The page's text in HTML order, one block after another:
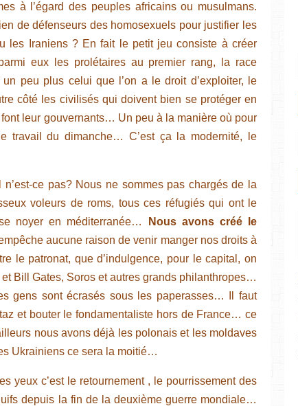
à l’égard des peuples africains ou musulmans.
de défenseurs des homosexuels pour justifier les
les Iraniens ? En fait le petit jeu consiste à créer
eux les prolétaires au premier rang, la race
un peu plus celui que l’on a le droit d’exploiter, le
côté les civilisés qui doivent bien se protéger en
leur gouvernants… Un peu à la manière où pour
travail du dimanche… C’est ça la modernité, le
ce pas? Nous ne sommes pas chargés de la
voleurs de roms, tous ces réfugiés qui ont le
noyer en méditerranée…
Nous avons créé le
aucune raison de venir manger nos droits à
le patronat, que d’indulgence, pour le capital, on
Bill Gates, Soros et autres grands philanthropes…
gens sont écrasés sous les paperasses… Il faut
et bouter le fondamentaliste hors de France… ce
nous avons déjà les polonais et les moldaves
Ukrainiens ce sera la moitié…
yeux c’est le retournement , le pourrissement des
depuis la fin de la deuxième guerre mondiale…